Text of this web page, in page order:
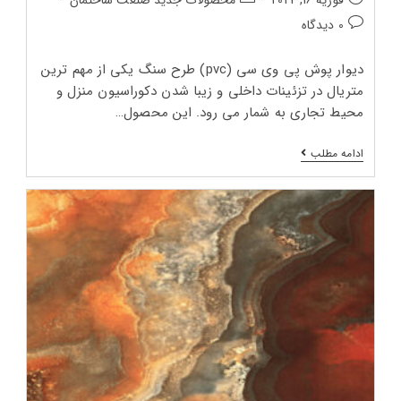
انتشار
پست:
دیدگاه‌های
0 دیدگاه
دیوار پوش پی وی سی (pvc) طرح سنگ یکی از مهم ترین
متریال در تزئینات داخلی و زیبا شدن دکوراسیون منزل و
محیط تجاری به شمار می رود. این محصول…
ادامه مطلبدیوار
پوش
Pvc طرح
سنگ
چیست؟